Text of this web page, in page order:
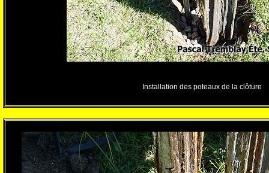
Installation des poteaux de la clôture